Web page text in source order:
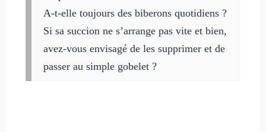
A-t-elle toujours des biberons quotidiens ?
Si sa succion ne s’arrange pas vite et bien,
avez-vous envisagé de les supprimer et de
passer au simple gobelet ?